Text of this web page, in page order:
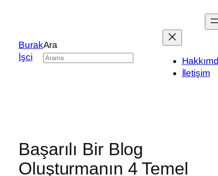
Burak
İşci
Ara
İletişim
Başarılı Bir Blog
Oluşturmanın 4 Temel